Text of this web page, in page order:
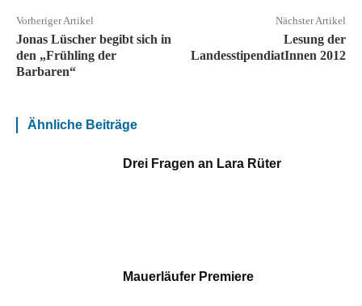
Vorheriger Artikel
Jonas Lüscher begibt sich in
den „Frühling der
Barbaren“
Nächster Artikel
Lesung der
LandesstipendiatInnen 2012
Ähnliche Beiträge
Drei Fragen an Lara Rüter
Mauerläufer Premiere